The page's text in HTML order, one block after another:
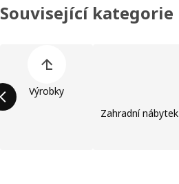
Související kategorie
Výrobky
Zahradní nábytek